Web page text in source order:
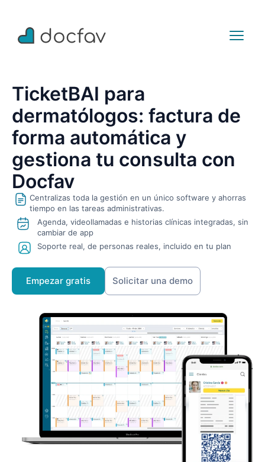
TicketBAI para
dermatólogos: factura de
forma automática y
gestiona tu consulta con
Docfav
Centralizas toda la gestión en un único software y ahorras
tiempo en las tareas administrativas.
Agenda, videollamadas e historias clínicas integradas, sin
cambiar de app
Soporte real, de personas reales, incluido en tu plan
Empezar gratis Solicitar una demo